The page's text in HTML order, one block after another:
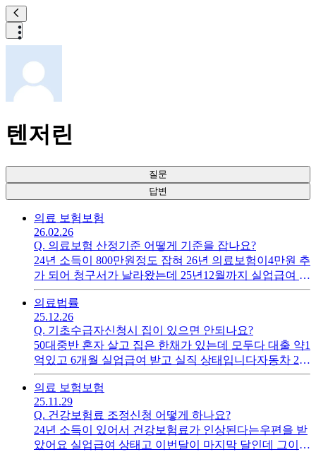
텐저린
질문
답변
의료 보험 보험
26.02.26
Q. 의료보험 산정기준 어떻게 기준을 잡나요?
24년 소득이 800만원정도 잡혀 26년 의료보험이4만원 추
가 되어 청구서가 날라왔는데 25년12월까지 실업급여 받
다가 소득이 없어 공단에 연락해서 조정신청을 했는데4
대보험 가입안된 3,3%만 떼는 2~3일 알바를 해도소득이
잡혀 의료보험이 인상되나요?
의료법률
25.12.26
Q. 기초수급자신청시 집이 있으면 안되나요?
50대중반 혼자 살고 집은 한채가 있는데 모두다 대출 약1
억있고 6개월 실업급여 받고 실직 상태입니다자동차 200
만원 (소형 1대) 있고 통장700만원 정도있어요 기초수급
자 가능할까요? 만약 된다면 얼마나 받을수가 있나요
의료 보험 보험
25.11.29
Q. 건강보험료 조정신청 어떻게 하나요?
24년 소득이 있어서 건강보험료가 인상된다는우편을 받
았어요 실업급여 상태고 이번달이 마지막 달인데 그이후